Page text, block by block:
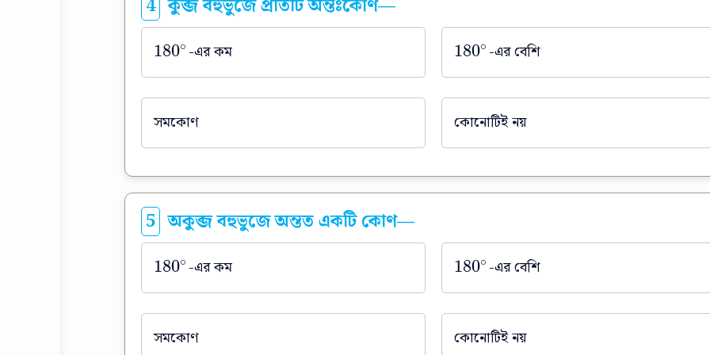
4 কুব্জ বহুভুজে প্রতিটি অন্তঃকোণ—
180∘
180∘-এর কম 180∘
180∘-এর বেশি
সমকোণ কোনোটিই নয়
5 অকুব্জ বহুভুজে অন্তত একটি কোণ—
180∘
180∘-এর কম 180∘
180∘-এর বেশি
সমকোণ কোনোটিই নয়